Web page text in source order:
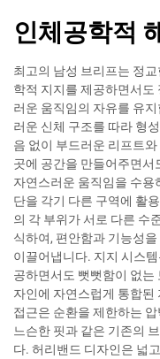
인체공학적
최고의 남성 브리프는 정
학적 지지를 제공하면서도
러운 움직임의 자유를 유
러운 신체 구조를 따라 형
음 없이 부드러운 리프트
곳에 공간을 만들어주면서
자연스러운 움직임을 수용
단을 각기 다른 구역에 활
의 각 부위가 서로 다른 수
식하여, 편안함과 기능성
이끌어냅니다. 지지 시스
공하면서도 뻣뻣함이 없는
자인에 자연스럽게 통합된
접근은 순환을 제한하는
느슨한 핏과 같은 기존의
다. 허리밴드 디자인은 넓